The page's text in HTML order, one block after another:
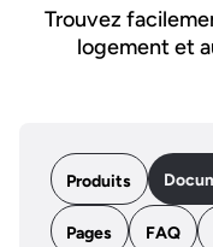
Trouvez
logement et
Produits
Pages FAQ